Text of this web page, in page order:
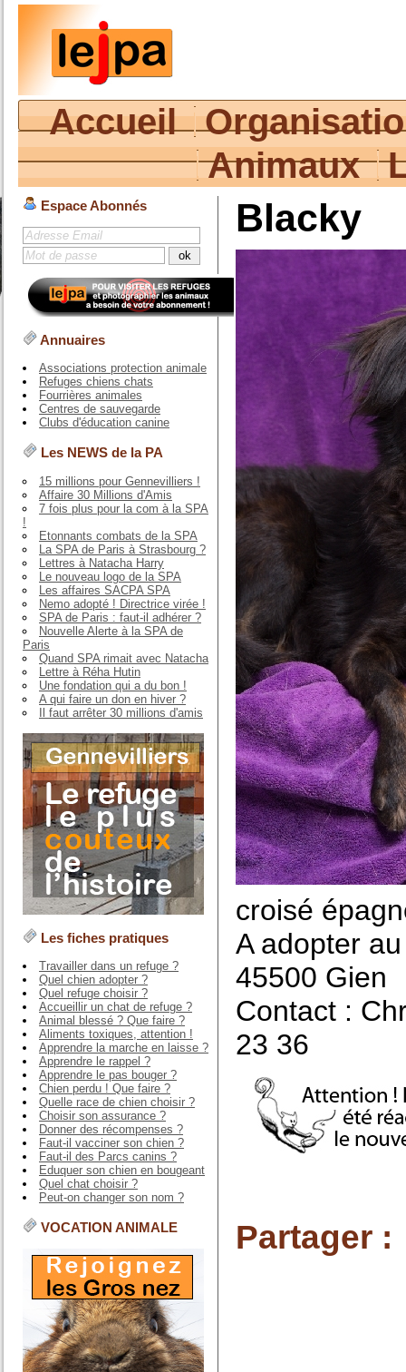
Accueil
Animaux
Espace Abonnés
Annuaires
Associations protection animale
Refuges chiens chats
Fourrières animales
Centres de sauvegarde
Clubs d'éducation canine
Les NEWS de la PA
15 millions pour Gennevilliers !
Affaire 30 Millions d'Amis
7 fois plus pour la com à la SPA
!
Etonnants combats de la SPA
La SPA de Paris à Strasbourg ?
Lettres à Natacha Harry
Le nouveau logo de la SPA
Les affaires SACPA SPA
Nemo adopté ! Directrice virée !
SPA de Paris : faut-il adhérer ?
Nouvelle Alerte à la SPA de
Paris
Quand SPA rimait avec Natacha
Lettre à Réha Hutin
Une fondation qui a du bon !
A qui faire un don en hiver ?
Il faut arrêter 30 millions d'amis
Les fiches pratiques
Travailler dans un refuge ?
Quel chien adopter ?
Quel refuge choisir ?
Accueillir un chat de refuge ?
Animal blessé ? Que faire ?
Aliments toxiques, attention !
Apprendre la marche en laisse ?
Apprendre le rappel ?
Apprendre le pas bouger ?
Chien perdu ! Que faire ?
Quelle race de chien choisir ?
Choisir son assurance ?
Donner des récompenses ?
Faut-il vacciner son chien ?
Faut-il des Parcs canins ?
Eduquer son chien en bougeant
Quel chat choisir ?
Peut-on changer son nom ?
VOCATION ANIMALE
Blacky
croisé
A adopter
45500 Gien
Contact :
23 36
Partager :